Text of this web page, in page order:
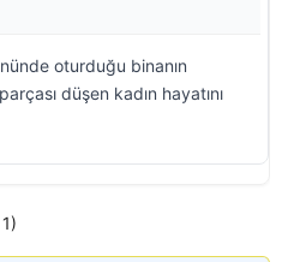
oturduğu binanın
düşen kadın hayatını